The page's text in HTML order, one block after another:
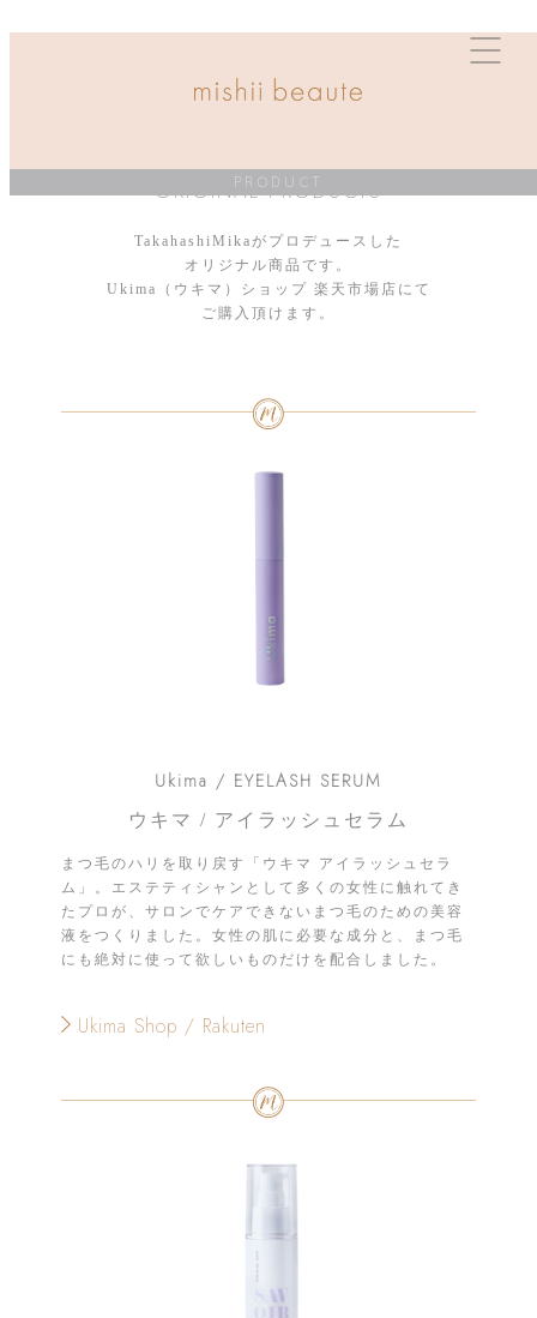
PRODUCT
ORIGINAL PRODUCTS
TakahashiMikaがプロデュースした
オリジナル商品です。
Ukima（ウキマ）ショップ 楽天市場店にて
ご購入頂けます。
Ukima / EYELASH SERUM
ウキマ / アイラッシュセラム
まつ毛のハリを取り戻す「ウキマ アイラッシュセラ
ム」。エステティシャンとして多くの女性に触れてき
たプロが、サロンでケアできないまつ毛のための美容
液をつくりました。女性の肌に必要な成分と、まつ毛
にも絶対に使って欲しいものだけを配合しました。
Ukima Shop / Rakuten